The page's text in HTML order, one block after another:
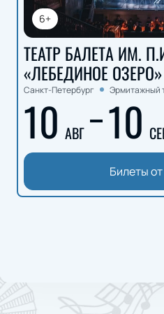
6+
ТЕАТР БАЛЕТА ИМ.
«ЛЕБЕДИНОЕ ОЗЕРО»
Санкт-Петербург Эрмитажный
10 АВГ 10
Билеты от